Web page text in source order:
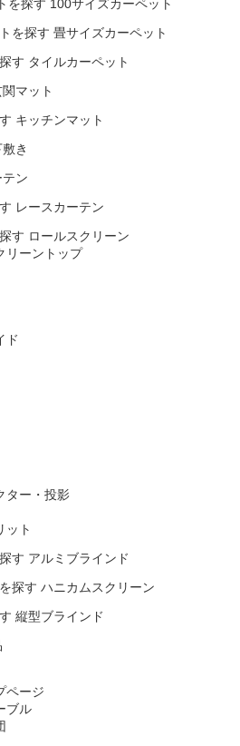
100サイズカーペット
畳サイズカーペット
タイルカーペット
マット
キッチンマット
き
テン
レースカーテン
ロールスクリーン
リーントップ
ド
ター・投影
ット
アルミブラインド
ハニカムスクリーン
縦型ブラインド
ページ
ブル